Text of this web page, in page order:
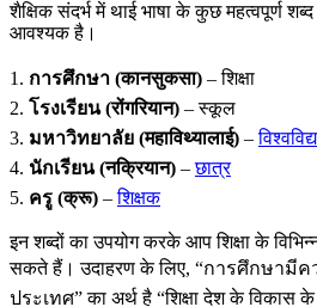
शैक्षिक संदर्भ में थाई भाषा के कुछ महत्वपूर्ण
आवश्यक है।
1. การศึกษา (कानसुकसा) – शिक्षा
2. โรงเรียน (रोंगरियान) – स्कूल
3. มหาวิทยาลัย (महाविथ्यालाई) –
4. นักเรียน (नक्रियान) –छात्र
5. ครู (क्रू) –शिक्षक
इन शब्दों का उपयोग करके आप शिक्षा के
सकते हैं। उदाहरण के लिए, “การศึกษา
ประเทศ” का अर्थ है “शिक्षा देश के विकास के